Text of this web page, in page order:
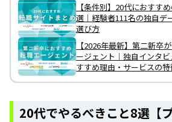
【条件別】20代におすす
選｜経験者111名の独自デ
選び方
【2026年最新】第二新卒
ージェント｜独自インタ
すすめ理由・サービスの特
20代でやるべきこと8選【